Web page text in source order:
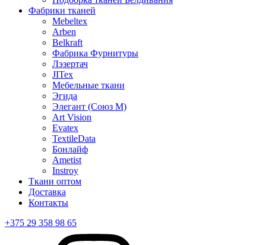
Фабрики тканей
Mebeltex
Arben
Belkraft
Фабрика Фурнитуры
Лэзертач
JITex
Мебельные ткани
Эгида
Элегант (Союз М)
Art Vision
Evatex
TextileData
Бонлайф
Ametist
Instroy
Ткани оптом
Доставка
Контакты
+375 29 358 98 65